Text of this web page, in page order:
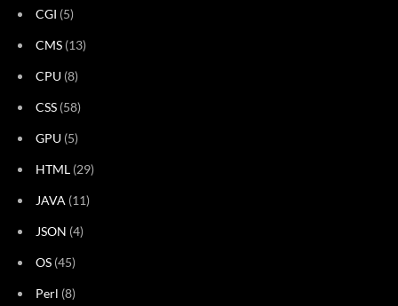
CGI (5)
CMS (13)
CPU (8)
CSS (58)
GPU (5)
HTML (29)
JAVA (11)
JSON (4)
OS (45)
Perl (8)